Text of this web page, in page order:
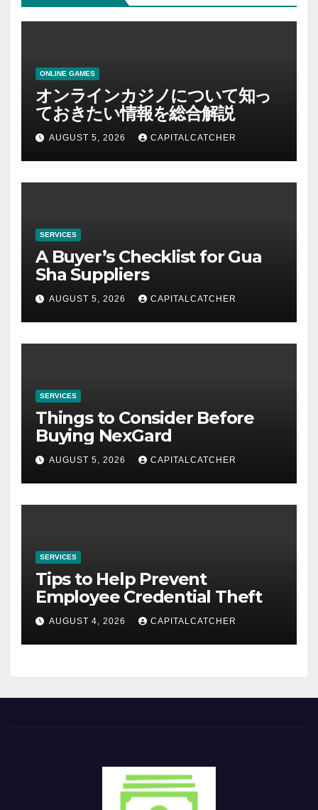
ONLINE GAMES
オンラインカジノについて知っ
ておきたい情報を総合解説
AUGUST 5, 2026 CAPITALCATCHER
SERVICES
A Buyer’s Checklist for Gua
Sha Suppliers
AUGUST 5, 2026 CAPITALCATCHER
SERVICES
Things to Consider Before
Buying NexGard
AUGUST 5, 2026 CAPITALCATCHER
SERVICES
Tips to Help Prevent
Employee Credential Theft
AUGUST 4, 2026 CAPITALCATCHER